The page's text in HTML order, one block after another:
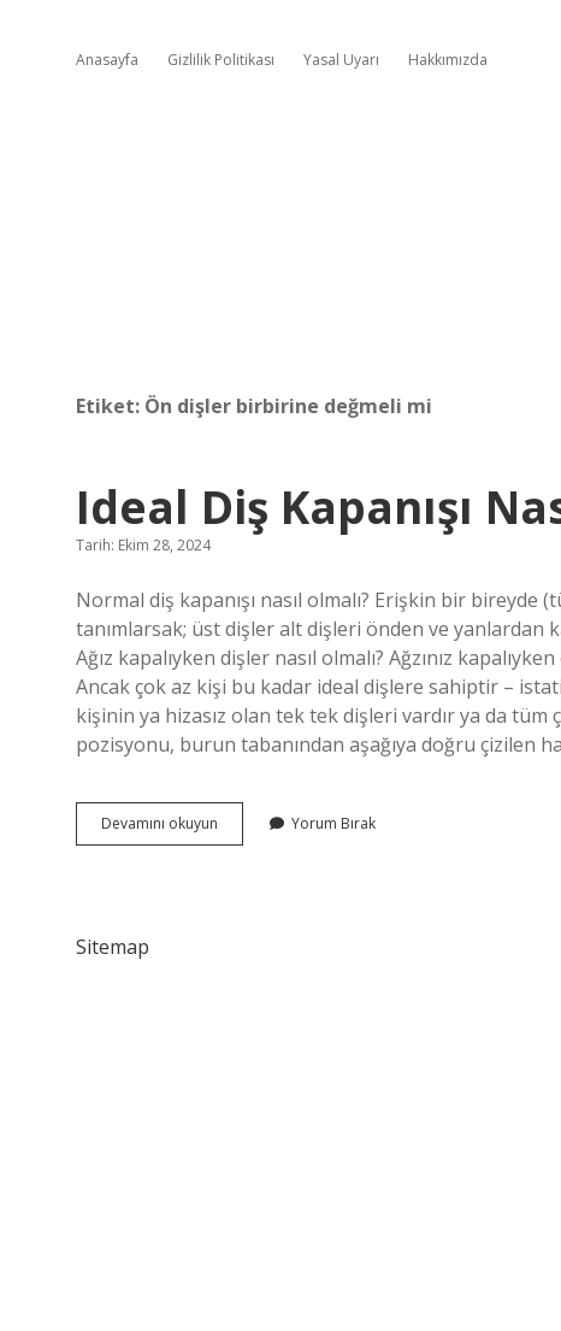
Anasayfa Gizlilik Politikası Yasal Uyarı Hakkımızda
Etiket: Ön dişler birbirine değmeli mi
Ideal Diş Kapanışı
Tarih: Ekim 28, 2024
Normal diş kapanışı nasıl olmalı? Erişkin bir
tanımlarsak; üst dişler alt dişleri önden ve
Ağız kapalıyken dişler nasıl olmalı? Ağzınız
Ancak çok az kişi bu kadar ideal dişlere sahiptir –
kişinin ya hizasız olan tek tek dişleri vardır ya da tüm
pozisyonu, burun tabanından aşağıya doğru çizilen
Devamını okuyun
Diş
Yorum Bırak
Sitemap